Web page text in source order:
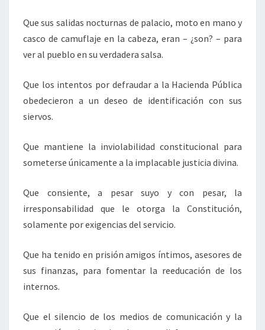
Que sus salidas nocturnas de palacio, moto en mano y
casco de camuflaje en la cabeza, eran – ¿son? – para
ver al pueblo en su verdadera salsa.
Que los intentos por defraudar a la Hacienda Pública
obedecieron a un deseo de identificación con sus
siervos.
Que mantiene la inviolabilidad constitucional para
someterse únicamente a la implacable justicia divina.
Que consiente, a pesar suyo y con pesar, la
irresponsabilidad que le otorga la Constitución,
solamente por exigencias del servicio.
Que ha tenido en prisión amigos íntimos, asesores de
sus finanzas, para fomentar la reeducación de los
internos.
Que el silencio de los medios de comunicación y la